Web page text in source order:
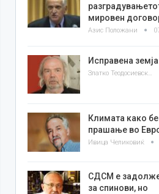
мировен
Азис Положани
Исправена земја
Златко Теодосиевски
Климата како
прашање во
Ивица Челиковиќ
СДСМ е
за спинови, но